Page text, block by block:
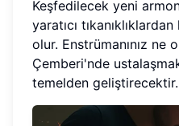
Keşfedilecek yeni
yaratıcı
olur. Enstrümanınız ne
Çemberi'nde
temelden geliştirecektir.